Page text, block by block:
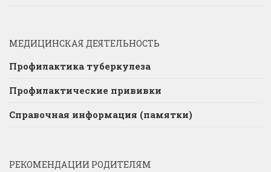
МЕДИЦИНСКАЯ ДЕЯТЕЛЬНОСТЬ
Профилактика туберкулеза
Профилактические прививки
Справочная информация (памятки)
РЕКОМЕНДАЦИИ РОДИТЕЛЯМ